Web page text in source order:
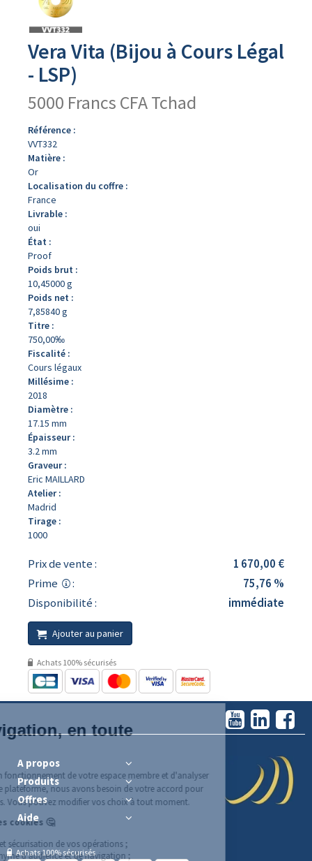
produit
Vera Vita (Bijou à Cours Légal
- LSP)
5000 Francs CFA Tchad
Référence :
VVT332
Matière :
Or
Localisation du coffre :
France
Livrable :
oui
État :
Proof
Poids brut :
10,45000 g
Poids net :
7,85840 g
Titre :
750,00‰
Fiscalité :
Cours légaux
Millésime :
2018
Diamètre :
17.15 mm
Épaisseur :
3.2 mm
Graveur :
Eric MAILLARD
Atelier :
Madrid
Tirage :
1000
Prix de vente :
1 670,00 €
Prime
:
75,76 %
Disponibilité :
immédiate
Ajouter au panier
Achats 100% sécurisés
A propos
Produits
Offres
Aide
Achats 100% sécurisés